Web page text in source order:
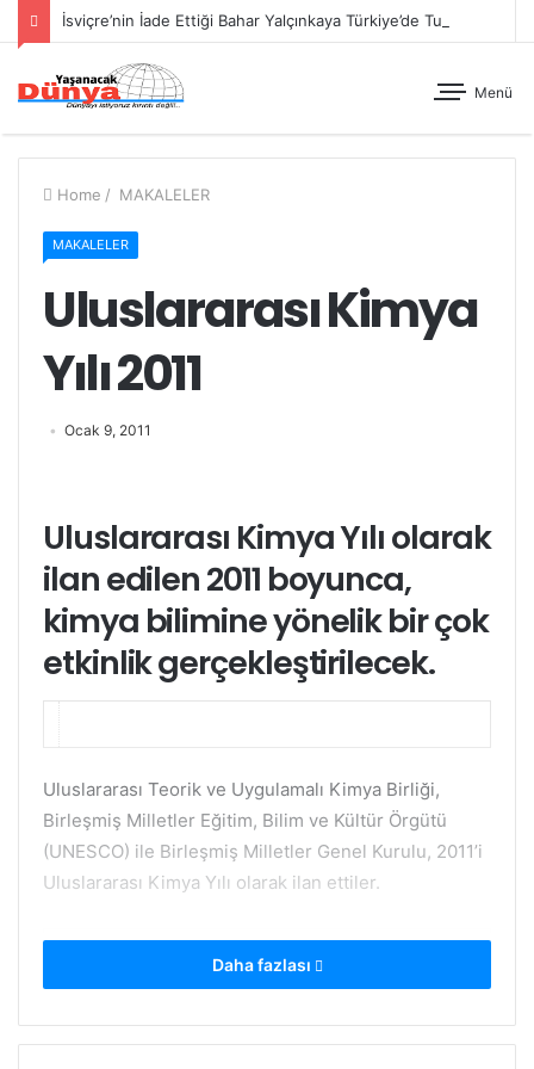
Menü
Home / MAKALELER
MAKALELER
Uluslararası Kimya
Yılı 2011
Ocak 9, 2011
Uluslararası Kimya Yılı olarak
ilan edilen 2011 boyunca,
kimya bilimine yönelik bir çok
etkinlik gerçekleştirilecek.
Uluslararası Teorik ve Uygulamalı Kimya Birliği,
Birleşmiş Milletler Eğitim, Bilim ve Kültür Örgütü
(UNESCO) ile Birleşmiş Milletler Genel Kurulu, 2011’i
Uluslararası Kimya Yılı olarak ilan ettiler.
2011 Uluslararası Kimya Yılı’nın resmi logosu.
2011 Kimya Yılı (IYC 2011) boyunca, kimya ile
Daha fazlası